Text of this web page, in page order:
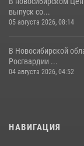
выпуск со...
05 августа 2026, 08:14
В Новосибирской
Росгвардии ...
04 августа 2026, 04:52
НАВИГАЦИЯ